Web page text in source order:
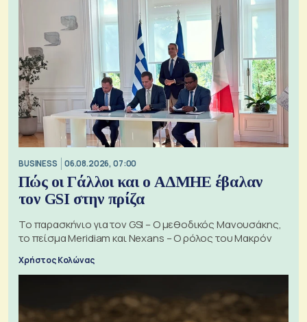
BUSINESS 06.08.2026, 07:00
Πώς οι Γάλλοι και ο ΑΔΜΗΕ έβαλαν
τον GSI στην πρίζα
Το παρασκήνιο για τον GSI – Ο μεθοδικός Μανουσάκης,
το πείσμα Meridiam και Nexans – Ο ρόλος του Μακρόν
Χρήστος Κολώνας